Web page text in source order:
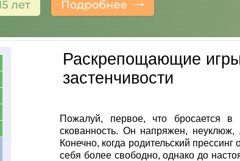
Раскрепощающие
застенчивости
Пожалуй, первое, что бросается в
скованность. Он напряжен,
Конечно, когда родительский
себя более свободно, однако до